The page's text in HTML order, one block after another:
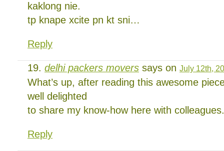
kaklong nie.
tp knape xcite pn kt sni…
Reply
delhi packers movers says on July 12th,
What’s up, after reading this awesome
well delighted
to share my know-how here with colleagues.
Reply